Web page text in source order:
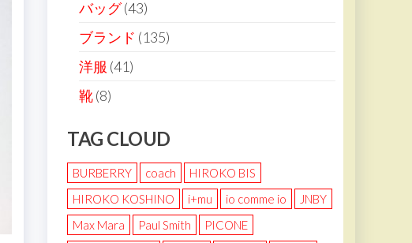
バッグ(43)
ブランド (135)
洋服 (41)
靴(8)
TAG CLOUD
BURBERRY coach
HIROKO BIS
HIROKO KOSHINO
i+mu io comme io
JNBY
Max Mara
Paul Smith
PICONE